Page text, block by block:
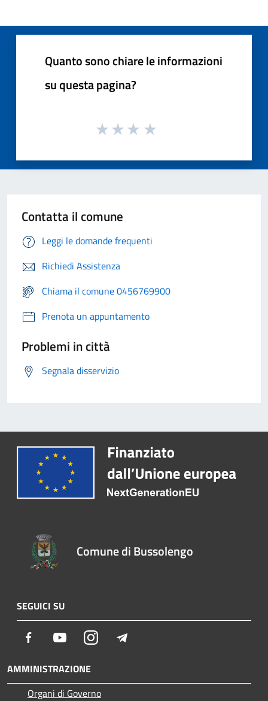
Quanto sono chiare le informazioni
su questa pagina?
Contatta il comune
Leggi le domande frequenti
Richiedi Assistenza
Chiama il comune 0456769900
Prenota un appuntamento
Problemi in città
Segnala disservizio
Comune di Bussolengo
SEGUICI SU
Facebook YoutubeInstagram
AMMINISTRAZIONE
Organi di Governo